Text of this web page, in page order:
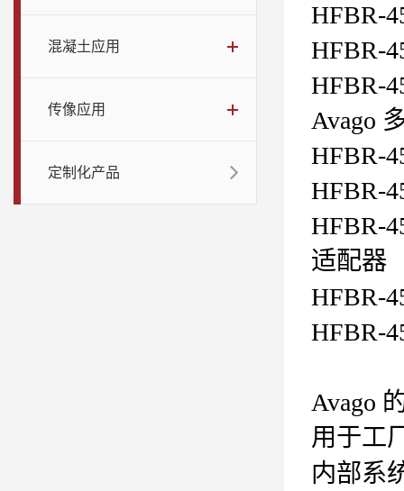
混凝土应用
传像应用
定制化产品
HFBR-
HFBR-
HFBR-
Avago
HFBR-
HFBR-
HFBR-
适配器
HFBR-
HFBR-
Avago
用于工
内部系